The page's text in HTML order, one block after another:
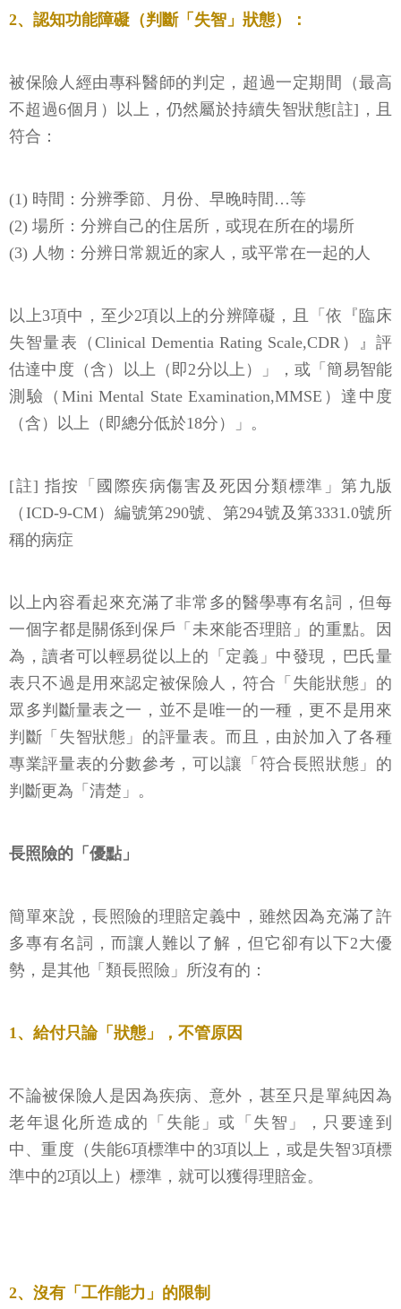
2、認知功能障礙（判斷「失智」狀態）：
被保險人經由專科醫師的判定，超過一定期間（最高
不超過6個月）以上，仍然屬於持續失智狀態[註]，且
符合：
(1) 時間：分辨季節、月份、早晚時間…等
(2) 場所：分辨自己的住居所，或現在所在的場所
(3) 人物：分辨日常親近的家人，或平常在一起的人
以上3項中，至少2項以上的分辨障礙，且「依『臨床
失智量表（Clinical Dementia Rating Scale,CDR）』評
估達中度（含）以上（即2分以上）」，或「簡易智能
測驗（Mini Mental State Examination,MMSE）達中度
（含）以上（即總分低於18分）」。
[註] 指按「國際疾病傷害及死因分類標準」第九版
（ICD-9-CM）編號第290號、第294號及第3331.0號所
稱的病症
以上內容看起來充滿了非常多的醫學專有名詞，但每
一個字都是關係到保戶「未來能否理賠」的重點。因
為，讀者可以輕易從以上的「定義」中發現，巴氏量
表只不過是用來認定被保險人，符合「失能狀態」的
眾多判斷量表之一，並不是唯一的一種，更不是用來
判斷「失智狀態」的評量表。而且，由於加入了各種
專業評量表的分數參考，可以讓「符合長照狀態」的
判斷更為「清楚」。
長照險的「優點」
簡單來說，長照險的理賠定義中，雖然因為充滿了許
多專有名詞，而讓人難以了解，但它卻有以下2大優
勢，是其他「類長照險」所沒有的：
1、給付只論「狀態」，不管原因
不論被保險人是因為疾病、意外，甚至只是單純因為
老年退化所造成的「失能」或「失智」，只要達到
中、重度（失能6項標準中的3項以上，或是失智3項標
準中的2項以上）標準，就可以獲得理賠金。
2、沒有「工作能力」的限制